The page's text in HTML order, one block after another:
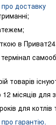
про доставку
в
товарів
12 місяців для
для котлів
гарантію.